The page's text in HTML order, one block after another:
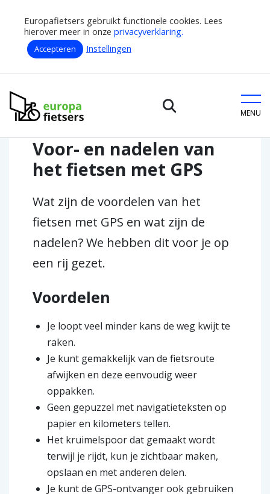
Europafietsers gebruikt functionele cookies. Lees
hierover meer in onze privacyverklaring.
Accepteren Instellingen
Europafietsers
MENU
Voor- en nadelen van het fietsen met GPS
Voor- en nadelen van
het fietsen met GPS
Wat zijn de voordelen van het
fietsen met GPS en wat zijn de
nadelen? We hebben dit voor je op
een rij gezet.
Voordelen
Je loopt veel minder kans de weg kwijt te
raken.
Je kunt gemakkelijk van de fietsroute
afwijken en deze eenvoudig weer
oppakken.
Geen gepuzzel met navigatieteksten op
papier en kilometers tellen.
Het kruimelspoor dat gemaakt wordt
terwijl je rijdt, kun je zichtbaar maken,
opslaan en met anderen delen.
Je kunt de GPS-ontvanger ook gebruiken